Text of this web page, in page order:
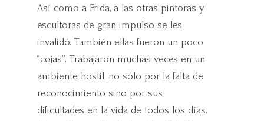
Así como a Frida, a las otras pintoras y
escultoras de gran impulso se les
invalidó. También ellas fueron un poco
“cojas”. Trabajaron muchas veces en un
ambiente hostil, no sólo por la falta de
reconocimiento sino por sus
dificultades en la vida de todos los días.